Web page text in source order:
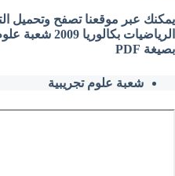
يمكنك عبر موقعنا تصفح وتحميل
الرياضيات
بصيغة PDF
شعبة علوم تجريبية